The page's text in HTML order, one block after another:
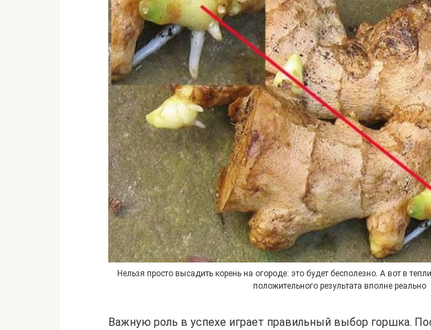
Нельзя просто высадить корень на огороде: это будет бесполезно. А вот в
положительного результата вполне реально
Важную роль в успехе играет правильный выбор горшка.